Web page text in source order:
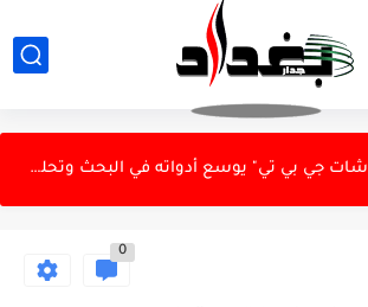
أرنولد يرصد مشاكل إدارية في المنتخب الوطني
شات جي بي تي" يوسع أدواته في البحث وتحليل...
مجلس القضاء الأعلى يعلن افتتاح محكمة جنح الموصل
0